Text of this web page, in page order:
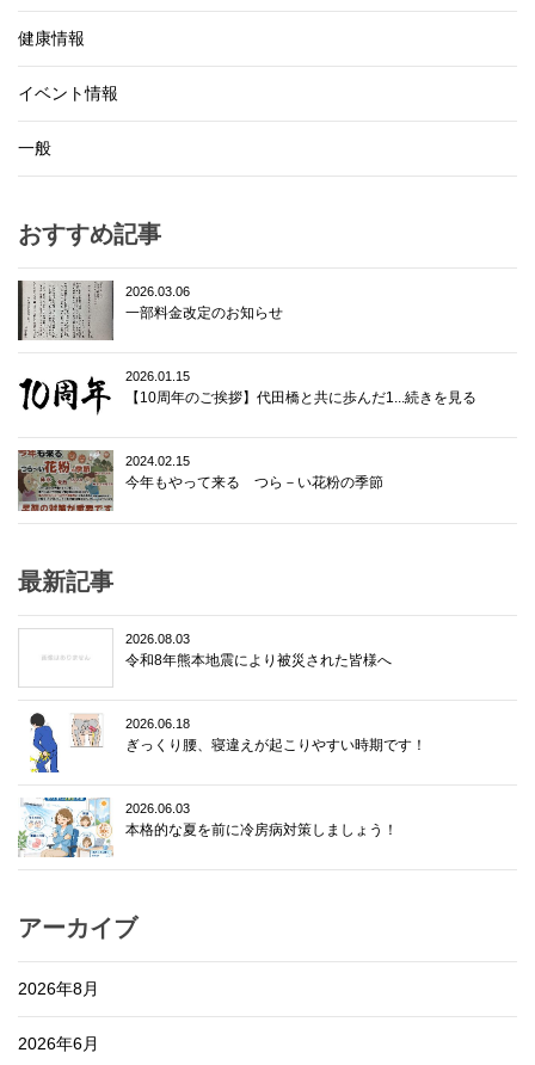
健康情報
イベント情報
一般
おすすめ記事
2026.03.06
一部料金改定のお知らせ
2026.01.15
【10周年のご挨拶】代田橋と共に歩んだ1...続きを見る
2024.02.15
今年もやって来る つら－い花粉の季節
最新記事
2026.08.03
令和8年熊本地震により被災された皆様へ
2026.06.18
ぎっくり腰、寝違えが起こりやすい時期です！
2026.06.03
本格的な夏を前に冷房病対策しましょう！
アーカイブ
2026年8月
2026年6月